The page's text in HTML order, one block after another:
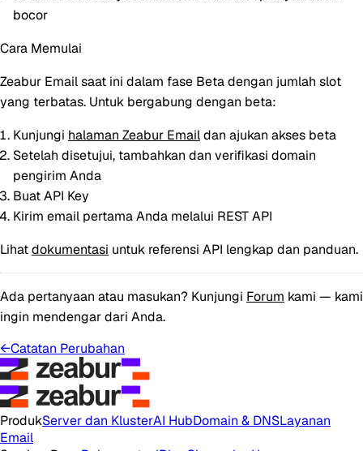
bocor
Cara Memulai
Zeabur Email saat ini dalam fase Betadengan jumlah slot
yang terbatas. Untuk bergabung dengan beta:
Kunjungi halaman Zeabur Emaildan ajukan akses beta
Setelah disetujui, tambahkan dan verifikasi domain
pengirim Anda
Buat API Key
Kirim email pertama Anda melalui REST API
Lihatdokumentasi untuk referensi API lengkap dan panduan.
Ada pertanyaan atau masukan? Kunjungi Forum kami — kami
ingin mendengar dari Anda.
←Catatan Perubahan
ProdukServer dan KlusterAI HubDomain & DNSLayanan
Email